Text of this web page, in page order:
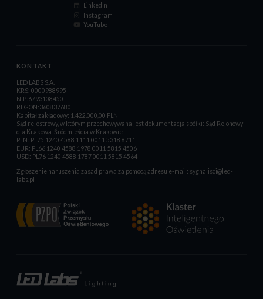
LinkedIn
Instagram
YouTube
KONTAKT
LED LABS S.A.
KRS: 0000988995
NIP:6793108450
REGON:360837680
Kapitał zakładowy: 1.422.000,00 PLN
Sąd rejestrowy, w którym przechowywana jest dokumentacja spółki: Sąd Rejonowy
dla Krakowa-Śródmieścia w Krakowie
PLN: PL75 1240 4588 1111 0011 5318 8711
EUR: PL66 1240 4588 1978 0011 5815 4506
USD: PL76 1240 4588 1787 0011 5815 4564
Zgłoszenie naruszenia zasad prawa za pomocą adresu e-mail: sygnalisci@led-
labs.pl